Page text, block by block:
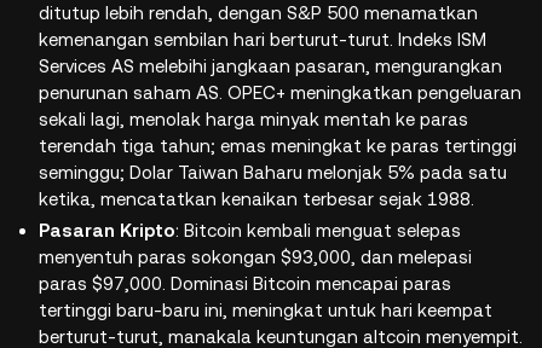
ditutup lebih rendah, dengan S&P 500 menamatkan
kemenangan sembilan hari berturut-turut. Indeks ISM
Services AS melebihi jangkaan pasaran, mengurangkan
penurunan saham AS. OPEC+ meningkatkan pengeluaran
sekali lagi, menolak harga minyak mentah ke paras
terendah tiga tahun; emas meningkat ke paras tertinggi
seminggu; Dolar Taiwan Baharu melonjak 5% pada satu
ketika, mencatatkan kenaikan terbesar sejak 1988.
Pasaran Kripto: Bitcoin kembali menguat selepas
menyentuh paras sokongan $93,000, dan melepasi
paras $97,000. Dominasi Bitcoin mencapai paras
tertinggi baru-baru ini, meningkat untuk hari keempat
berturut-turut, manakala keuntungan altcoin menyempit.